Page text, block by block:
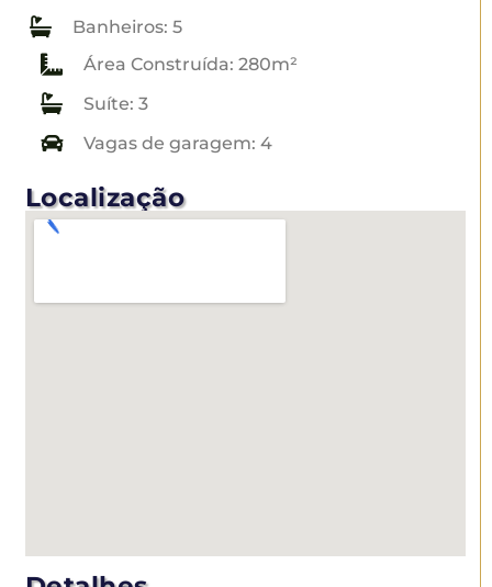
Banheiros: 5
Área Construída: 280m²
Suíte: 3
Vagas de garagem: 4
Localização